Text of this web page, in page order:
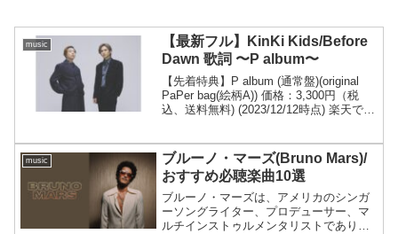
music
【最新フル】KinKi Kids/Before
Dawn 歌詞 〜P album〜
【先着特典】P album (通常盤)(original
PaPer bag(絵柄A)) 価格：3,300円（税
込、送料無料) (2023/12/12時点) 楽天で購
music
ブルーノ・マーズ(Bruno Mars)/
おすすめ必聴楽曲10選
ブルーノ・マーズは、アメリカのシンガ
ーソングライター、プロデューサー、マ
ルチインストゥルメンタリストであり、